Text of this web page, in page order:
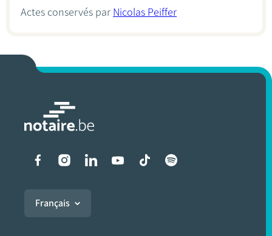
Actes conservés par Nicolas Peiffer
Liens vers les réseaux
Français